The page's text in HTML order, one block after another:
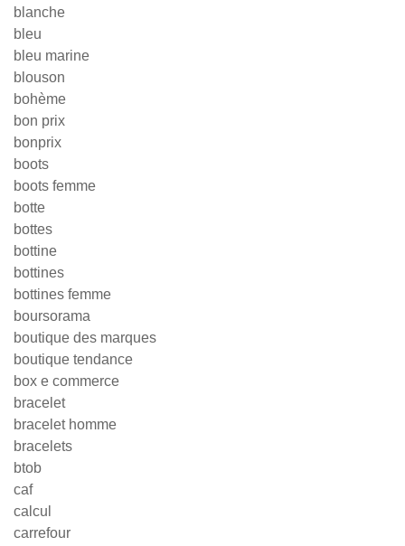
blanche
bleu
bleu marine
blouson
bohème
bon prix
bonprix
boots
boots femme
botte
bottes
bottine
bottines
bottines femme
boursorama
boutique des marques
boutique tendance
box e commerce
bracelet
bracelet homme
bracelets
btob
caf
calcul
carrefour